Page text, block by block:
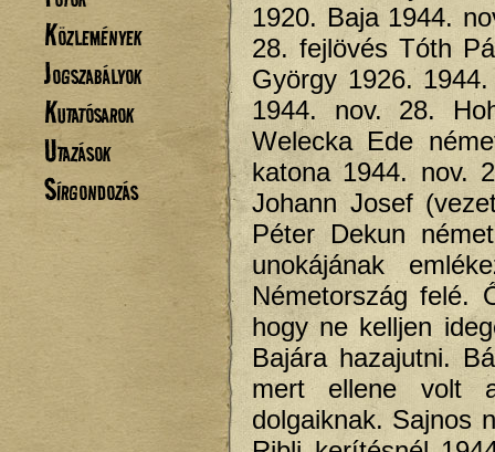
Közlemények
Jogszabályok
Kutatósarok
Utazások
Sírgondozás
1920. Baja 1944.
28. fejlövés Tóth
György 1926.
1944. nov. 28.
Welecka Ede
katona 1944. nov.
Johann Josef
Péter Dekun
unokájának
Németország felé.
hogy ne kelljen
Bajára hazajutni.
mert ellene volt
dolgaiknak. Sajnos